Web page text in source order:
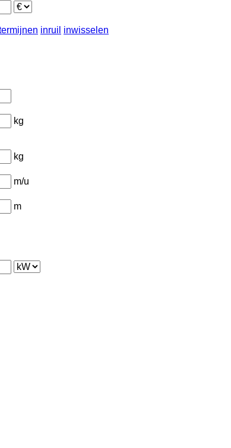
inruil inwisselen
kg
kg
m/u
m